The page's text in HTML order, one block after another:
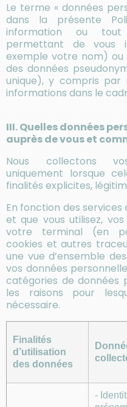
Le terme « données
dans la présente
information ou tout
permettant de vous
exemple votre nom)
des données
unique), y compris par
informations dans le
III. Quelles données
auprès de vous et
Nous collectons
uniquement lorsque
finalités explicites,
En fonction des
et que vous utilisez,
votre terminal (en
cookies et autres
une vue d’ensemble
vos données
catégories de données
les raisons pour
nécessaire.
Finalités
d’utilisation
des données
-